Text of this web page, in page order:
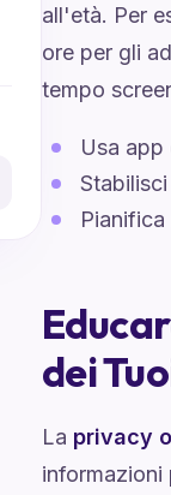
all'età. Per
ore per gli
tempo
Usa
dei
La privacy
informazioni